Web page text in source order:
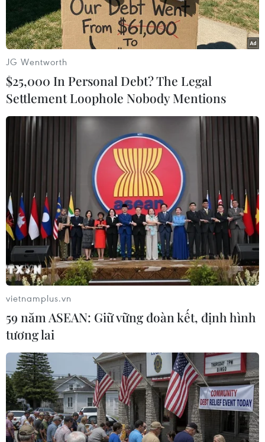
Báo cáo “Tăng cường quản trị các dòng sông
xuyên biên giới: Giải quyết các thách thức ở lưu
vực sông Mekong” được xây dựng trên cơ sở kết
quả Hội nghị trực tuyến Ấn Độ Dương-Thái Bình
Dương về tăng cường quản trị các dòng sông
xuyên biên giới do Trung tâm Đông-Tây tổ chức
vào tháng 10/2020./.
(TTXVN/Vietnam+)
#Sông Mekong #Đập thủy điện
#An ninh lương thực
#An ninh phi truyền thống
#Sáng kiến Hạ nguồn Mekong
#Quản lý nguồn nước
Mỹ Việt Nam
JG Wentworth
$25,000 In Personal Debt? The Legal
Settlement Loophole Nobody Mentions
vietnamplus.vn
59 năm ASEAN: Giữ vững đoàn kết, định hình
tương lai